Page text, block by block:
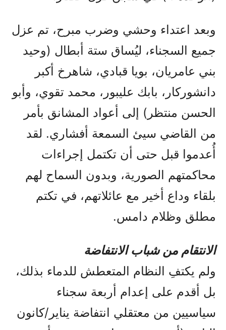
وبعد اعتداء وحشي وضرب مبرح، تم عزل
جميع السجناء، ليُساق ستة أبطال (وحيد
بني عامريان، بويا قبادي، شاهرخ أكبر
دانشوركار، بابك عليبور، محمد تقوي، وأبو
الحسن منتظر) إلى أعواد المشانق بأمر
من القاضي سيئ السمعة أفشاري. لقد
أُعدموا قبل حتى أن تكتمل إجراءات
محاكمتهم الصورية، وبدون السماح لهم
بلقاء وداع أخير مع عائلاتهم، في تكتم
مطلق وظلام دامس.
الانتقام من شباب الانتفاضة
ولم يكتفِ النظام المتعطش للدماء بذلك،
بل أقدم على إعدام أربعة سجناء
سياسيين من معتقلي انتفاضة يناير/كانون